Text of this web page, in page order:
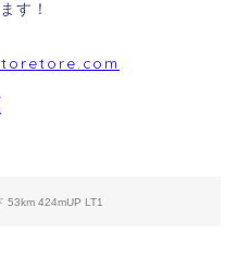
す！
53km 424mUP LT1